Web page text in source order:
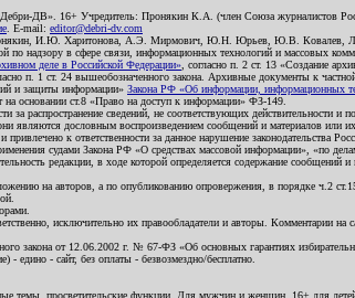
ДВ». 16+ Учредитель: Пронякин К.А. (член Союза журналистов
. E-mail: editor@debri-dv.com
Пронякин, И.Ю. Харитонова, А.Э. Мирмович, Ю.Н. Юрьев, Ю.В.
по надзору в сфере связи, информационных технологий и массовых
деле в Российской Федерации» , согласно п. 2 ст. 13 «Создание
п. 1 ст. 24 вышеобозначенного закона. Архивные документы к
и защиты информации» Закона РФ «Об информации, информационных
на основании ст.8 «Право на доступ к информации» ФЗ-149.
распространение сведений, не соответствующих
дословным воспроизведением сообщений и материалов или
к ответственности за данное нарушение законодательства
судами Закона РФ «О средствах массовой информации», «по
редакции, в ходе которой определяется содержание сообщений и
на авторов, а по опубликованию опровержения, в порядке ч.2
исключительно их правообладатели и авторы.
закона от 12.06.2002 г. № 67-ФЗ «Об основных гарантиях
едино - сайт, без оплаты - безвозмездно/бесплатно.
темы, просветительские функции. Для мужчин и женщин. 16+ для